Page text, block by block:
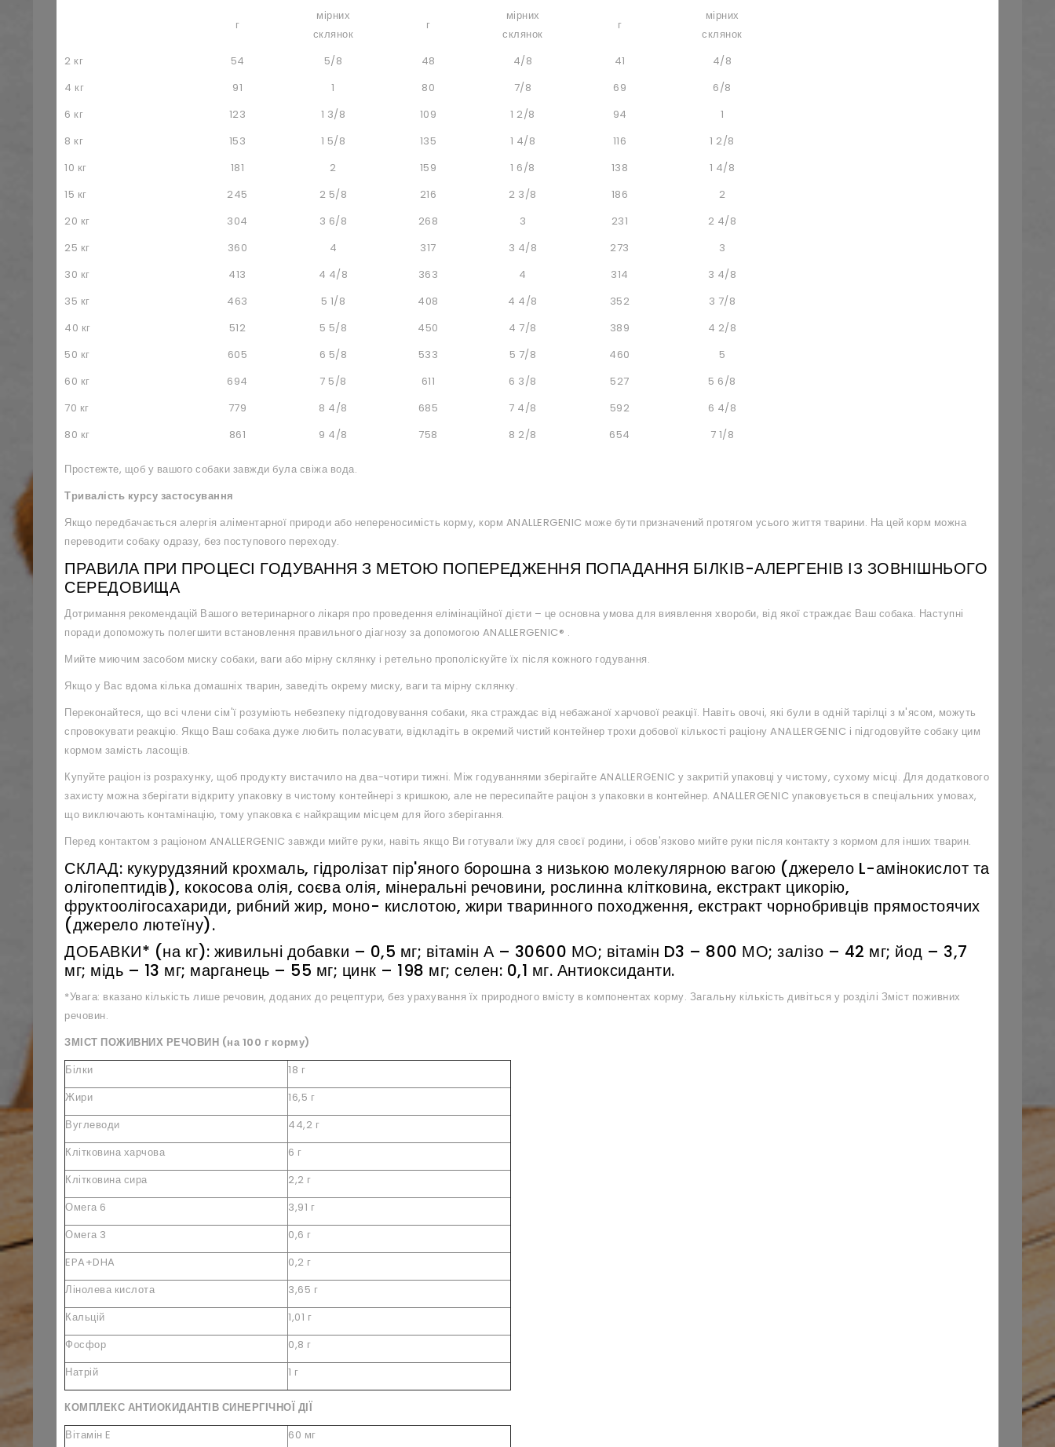
г
мірних
склянок
г
мірних
склянок
г
мірних
склянок
2 кг
54 5/8 48 4/8 41
4/8
4 кг
91 1 80 7/8 69
6/8
6 кг
123 1 3/8 109 1 2/8 94
1
8 кг
153 1 5/8 135 1 4/8 116
1 2/8
10 кг
181 2 159 1 6/8 138
1 4/8
15 кг
245 2 5/8 216 2 3/8 186
2
20 кг
304 3 6/8 268 3 231
2 4/8
25 кг
360 4 317 3 4/8 273
3
30 кг
413 4 4/8 363 4 314
3 4/8
35 кг
463 5 1/8 408 4 4/8 352
3 7/8
40 кг
512 5 5/8 450 4 7/8 389
4 2/8
50 кг
605 6 5/8 533 5 7/8 460
5
60 кг
694 7 5/8 611 6 3/8 527
5 6/8
70 кг
779 8 4/8 685 7 4/8 592
6 4/8
80 кг
861 9 4/8 758 8 2/8 654 7 1/8
Простежте, щоб у вашого собаки завжди була свіжа вода.
Тривалість курсу застосування
Якщо передбачається алергія аліментарної природи або непереносимість корму, корм ANALLERGENIC може бути призначений протягом усього життя тварини. На цей корм можна
переводити собаку одразу, без поступового переходу.
ПРАВИЛА ПРИ ПРОЦЕСІ ГОДУВАННЯ З МЕТОЮ ПОПЕРЕДЖЕННЯ ПОПАДАННЯ БІЛКІВ-АЛЕРГЕНІВ ІЗ ЗОВНІШНЬОГО
СЕРЕДОВИЩА
Дотримання рекомендацій Вашого ветеринарного лікаря про проведення елімінаційної дієти – це основна умова для виявлення хвороби, від якої страждає Ваш собака. Наступні
поради допоможуть полегшити встановлення правильного діагнозу за допомогою ANALLERGENIC® .
Мийте миючим засобом миску собаки, ваги або мірну склянку і ретельно прополіскуйте їх після кожного годування.
Якщо у Вас вдома кілька домашніх тварин, заведіть окрему миску, ваги та мірну склянку.
Переконайтеся, що всі члени сім'ї розуміють небезпеку підгодовування собаки, яка страждає від небажаної харчової реакції. Навіть овочі, які були в одній тарілці з м'ясом, можуть
спровокувати реакцію. Якщо Ваш собака дуже любить поласувати, відкладіть в окремий чистий контейнер трохи добової кількості раціону ANALLERGENIC і підгодовуйте собаку цим
кормом замість ласощів.
Купуйте раціон із розрахунку, щоб продукту вистачило на два-чотири тижні. Між годуваннями зберігайте ANALLERGENIC у закритій упаковці у чистому, сухому місці. Для додаткового
захисту можна зберігати відкриту упаковку в чистому контейнері з кришкою, але не пересипайте раціон з упаковки в контейнер. ANALLERGENIC упаковується в спеціальних умовах,
що виключають контамінацію, тому упаковка є найкращим місцем для його зберігання.
Перед контактом з раціоном ANALLERGENIC завжди мийте руки, навіть якщо Ви готували їжу для своєї родини, і обов'язково мийте руки після контакту з кормом для інших тварин.
СКЛАД: кукурудзяний крохмаль, гідролізат пір'яного борошна з низькою молекулярною вагою (джерело L-амінокислот та
олігопептидів), кокосова олія, соєва олія, мінеральні речовини, рослинна клітковина, екстракт цикорію,
фруктоолігосахариди, рибний жир, моно- кислотою, жири тваринного походження, екстракт чорнобривців прямостоячих
(джерело лютеїну).
ДОБАВКИ* (на кг): живильні добавки – 0,5 мг; вітамін А – 30600 МО; вітамін D3 – 800 МО; залізо – 42 мг; йод – 3,7
мг; мідь – 13 мг; марганець – 55 мг; цинк – 198 мг; селен: 0,1 мг. Антиоксиданти.
*Увага: вказано кількість лише речовин, доданих до рецептури, без урахування їх природного вмісту в компонентах корму. Загальну кількість дивіться у розділі Зміст поживних
речовин.
ЗМІСТ ПОЖИВНИХ РЕЧОВИН (на 100 г корму)
Білки
18 г
Жири
16,5 г
Вуглеводи
44,2 г
Клітковина харчова
6 г
Клітковина сира
2,2 г
Омега 6
3,91 г
Омега 3
0,6 г
EPA+DHA
0,2 г
Лінолева кислота
3,65 г
Кальцій
1,01 г
Фосфор
0,8 г
Натрій
1 г
КОМПЛЕКС АНТИОКИДАНТІВ СИНЕРГІЧНОЇ ДІЇ
Вітамін E
60 мг